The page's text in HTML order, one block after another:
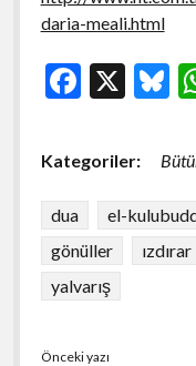
daria-meali.html
F
e
o
o
k
X
Kategoriler:
dua el-
gönüller
ızdırar
yalvarış
Önceki yazı